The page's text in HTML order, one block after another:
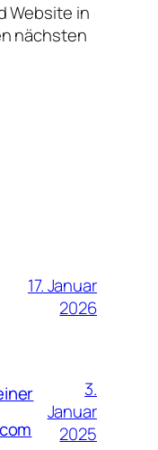
Website in
nächsten
17. Januar
2026
3.
Januar
2025